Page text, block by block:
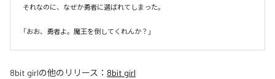
それなのに、なぜか勇者に選ばれてしまった。
8bit girlの他のリリース： 8bit girl